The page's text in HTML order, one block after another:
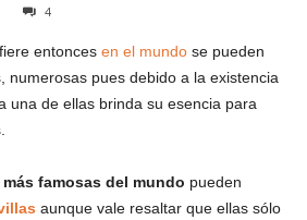
4
entonces en el mundo se pueden
numerosas pues debido a la existencia
una de ellas brinda su esencia para
famosas del mundo pueden
aunque vale resaltar que ellas sólo